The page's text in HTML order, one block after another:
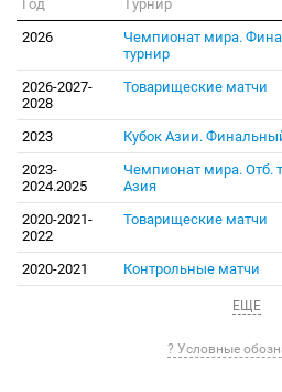
Год Турнир
2026
Чемпионат мира.
турнир
2026-2027-
2028
Товарищеские матчи
2023 Кубок Азии.
2023-
2024.2025
Чемпионат мира. Отб.
Азия
2020-2021-
2022
Товарищеские матчи
2020-2021 Контрольные матчи
ЕЩЕ
? Условные